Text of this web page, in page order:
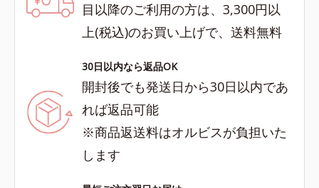
目以降のご利用の方は、3,300円以
上(税込)のお買い上げで、送料無料
30日以内なら返品OK
開封後でも発送日から30日以内であ
れば返品可能
※商品返送料はオルビスが負担いた
します